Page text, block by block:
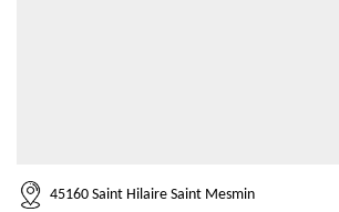
45160 Saint Hilaire Saint Mesmin